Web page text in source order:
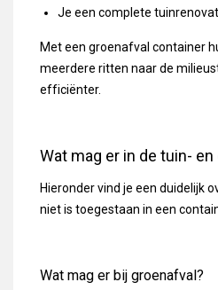
Je een complete
Met een groenafval container
meerdere ritten naar de
efficiënter.
Wat mag er in de tuin-
Hieronder vind je een duidelijk
niet is toegestaan in een
Wat mag er bij groenafval?